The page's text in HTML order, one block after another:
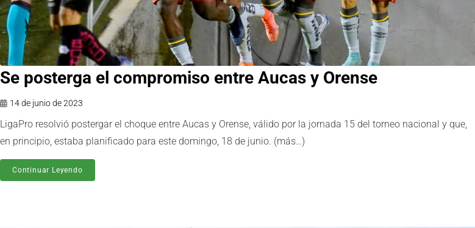
Se posterga el compromiso entre Aucas y Orense
14 de junio de 2023
LigaPro resolvió postergar el choque entre Aucas y Orense, válido por la jornada 15 del torneo nacional y que,
en principio, estaba planificado para este domingo, 18 de junio. (más…)
Continuar Leyendo